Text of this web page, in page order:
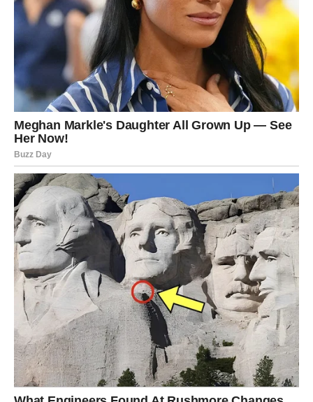
Za Raka je ovo emotivno jak dan. Mesec budi uspomene,
osećanja i pitanja koja si dugo nosio u sebi.
U ljubavi, Rak danas oseća potrebu za sigurnošću. Ako si
u vezi, tražiš potvrdu da si voljen. Ako si slobodan, možeš
se setiti nekoga iz prošlosti i zapitati se „šta bi bilo kad bi
bilo“. Ipak, zvezde savetuju – ne vraćaj se tamo gde si već
bio povređen.
Na poslovnom planu, danas možeš dobiti podršku od
osobe od koje to nisi očekivao. Neko vidi tvoj trud i želi
da ti pomogne.
LAV
Lav danas oseća snažnu potrebu da se dokaže. Međutim,
zvezde ti poručuju – ne moraš uvek da budeš najglasniji
da bi bio primećen.
U ljubavi, Lavovi u vezi mogu osetiti ljubomoru ili
nesigurnost, ali to dolazi iz unutrašnjih strahova, ne iz